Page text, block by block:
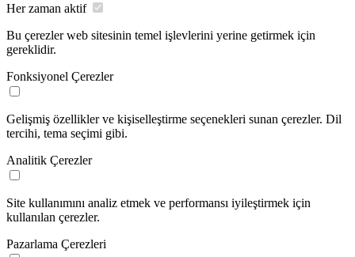
Her zaman aktif
Bu çerezler web sitesinin temel işlevlerini yerine getirmek için
gereklidir.
Fonksiyonel Çerezler
Gelişmiş özellikler ve kişiselleştirme seçenekleri sunan çerezler. Dil
tercihi, tema seçimi gibi.
Analitik Çerezler
Site kullanımını analiz etmek ve performansı iyileştirmek için
kullanılan çerezler.
Pazarlama Çerezleri